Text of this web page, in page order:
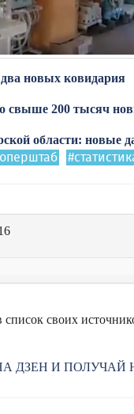
новых ковидария
свыше 200 тысяч
области: новые
своих
ДЗЕН И ПОЛУЧАЙ